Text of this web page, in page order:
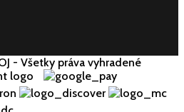
- Všetky práva vyhradené